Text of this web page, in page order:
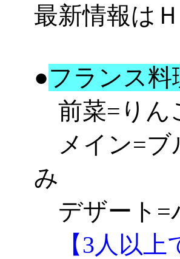
最新情報は
●フランス料
前菜=りん
メイン=ブ
み
デザート=
【3人以上